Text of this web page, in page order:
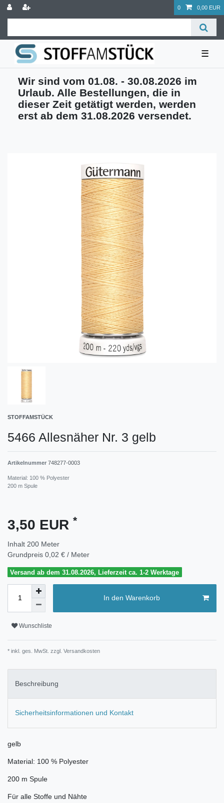
0 0,00 EUR
☰
Wir sind vom 01.08. - 30.08.2026 im
Urlaub. Alle Bestellungen, die in
dieser Zeit getätigt werden, werden
erst ab dem 31.08.2026 versendet.
STOFFAMSTÜCK
5466 Allesnäher Nr. 3 gelb
Artikelnummer 748277-0003
Material: 100 % Polyester
200 m Spule
3,50 EUR *
Inhalt 200 Meter
Grundpreis 0,02 € / Meter
Versand ab dem 31.08.2026, Lieferzeit ca. 1-2 Werktage
In den Warenkorb
Wunschliste
* inkl. ges. MwSt. zzgl. Versandkosten
Beschreibung
Sicherheitsinformationen und Kontakt
gelb
Material: 100 % Polyester
200 m Spule
Für alle Stoffe und Nähte